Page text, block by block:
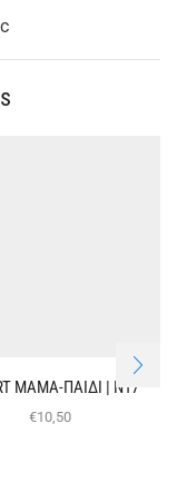
ΜΑΜΑ-ΠΑΙΔΙ | Ν17
€10,50